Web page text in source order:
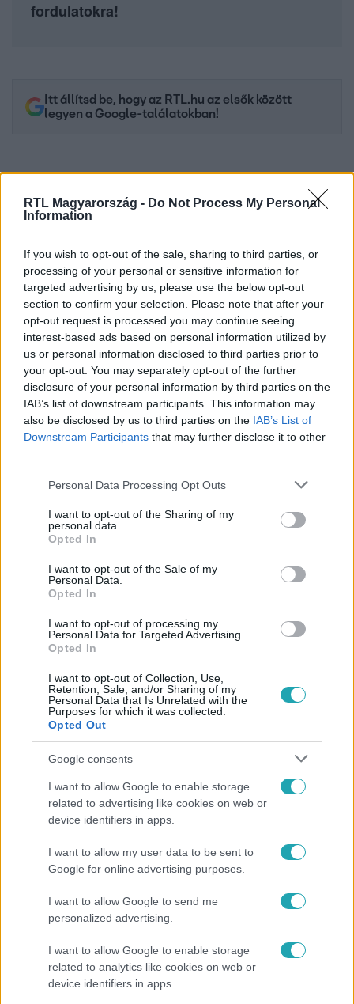
RTL Magyarország - Do Not Process My Personal
Information
If you wish to opt-out of the sale, sharing to third parties, or
processing of your personal or sensitive information for
targeted advertising by us, please use the below opt-out
section to confirm your selection. Please note that after your
opt-out request is processed you may continue seeing
interest-based ads based on personal information utilized by
us or personal information disclosed to third parties prior to
your opt-out. You may separately opt-out of the further
disclosure of your personal information by third parties on the
IAB’s list of downstream participants. This information may
also be disclosed by us to third parties on the IAB’s List of
Downstream Participants that may further disclose it to other
Please note that this website/app uses one or more Google
not limited to your visit or usage behaviour. You may click to
grant or deny consent to Google and its third-party tags to
use your data for below specified purposes in below Google
consent section.
Personal Data Processing Opt Outs
I want to opt-out of the Sharing of my
personal data.
Opted In
I want to opt-out of the Sale of my
Personal Data.
Opted In
I want to opt-out of processing my
Personal Data for Targeted Advertising.
Opted In
I want to opt-out of Collection, Use,
Retention, Sale, and/or Sharing of my
Personal Data that Is Unrelated with the
Purposes for which it was collected.
Opted Out
Google consents
I want to allow Google to enable storage
related to advertising like cookies on web or
device identifiers in apps.
I want to allow my user data to be sent to
Google for online advertising purposes.
I want to allow Google to send me
personalized advertising.
I want to allow Google to enable storage
related to analytics like cookies on web or
device identifiers in apps.
fordulatokra!
Itt állítsd be, hogy az RTL.hu az elsők között
legyen a Google-találatokban!
Kövess minket, és értesülj a friss hírekről a
Facebookon is!
Követem
NYERŐ PÁROS # ADÁSRÉSZLETEK
RTL KLUB #LESI-KÖRTVÉLYESSY KINGA
FAZEKAS VIVI
MOLNÁR GUSZTÁV
Népszerű
"Hatalmas viharban" - így zajlott Hegyi Barbara
és Zorán első randija